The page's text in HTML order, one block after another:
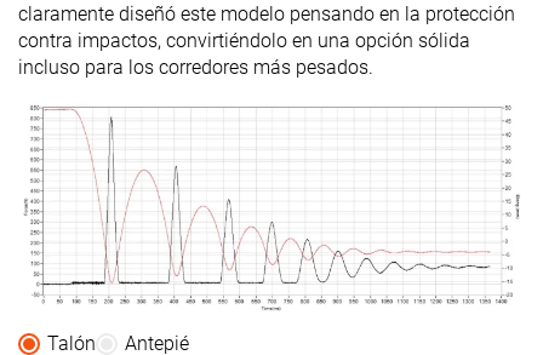
claramente diseñó este modelo pensando en la protección
contra impactos, convirtiéndolo en una opción sólida
incluso para los corredores más pesados.
Talón
Antepié